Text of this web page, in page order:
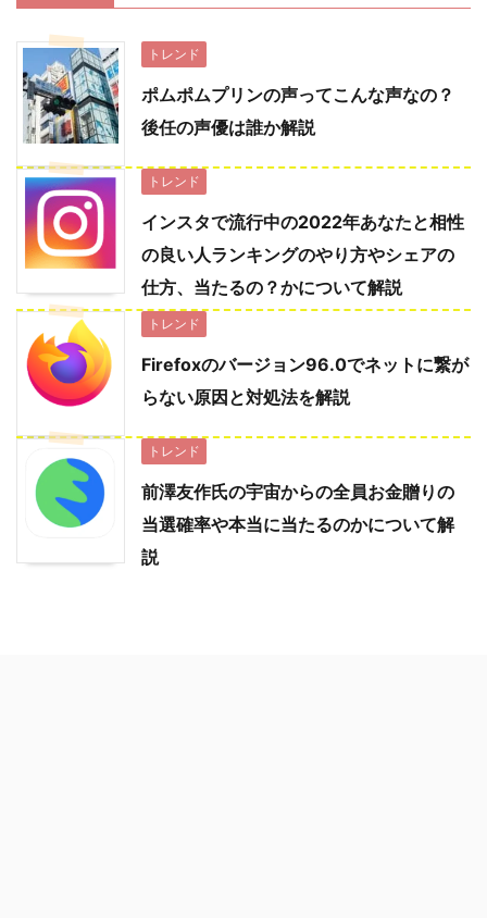
トレンド
ポムポムプリンの声ってこんな声なの？
後任の声優は誰か解説
トレンド
インスタで流行中の2022年あなたと相性
の良い人ランキングのやり方やシェアの
仕方、当たるの？かについて解説
トレンド
Firefoxのバージョン96.0でネットに繋が
らない原因と対処法を解説
トレンド
前澤友作氏の宇宙からの全員お金贈りの
当選確率や本当に当たるのかについて解
説